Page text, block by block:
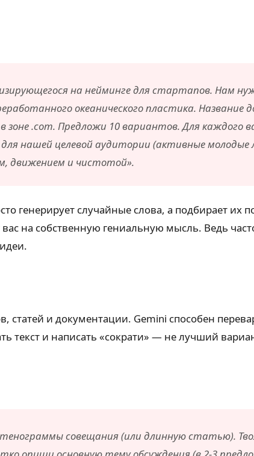
на нейминге для стартапов. Нам
океанического пластика.
зоне .com. Предложи 10 вариантов. Для
нашей целевой аудитории (активные молодые
движением и чистотой».
генерирует случайные слова, а подбирает их
на собственную гениальную мысль. Ведь
и документации. Gemini способен
текст и написать «сократи» — не лучший
совещания (или длинную статью).